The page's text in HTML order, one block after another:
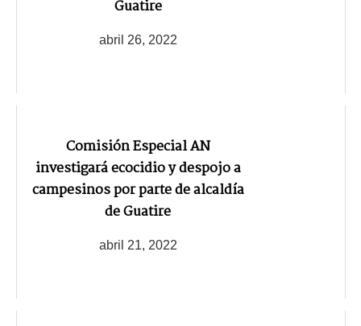
Guatire
abril 26, 2022
Comisión Especial AN
investigará ecocidio y despojo a
campesinos por parte de alcaldía
de Guatire
abril 21, 2022